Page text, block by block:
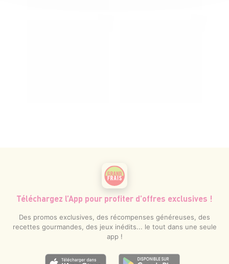
Téléchargez l’App pour profiter d’offres exclusives !
Des promos exclusives, des récompenses généreuses, des
recettes gourmandes, des jeux inédits... le tout dans une seule
app !